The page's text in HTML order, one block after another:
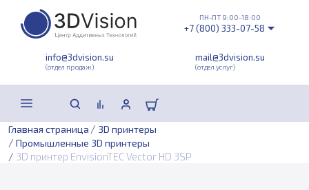
info@3dvision.su
(отдел продаж)
mail@3dvision.su
(отдел услуг)
ПН-ПТ 9:00-18:00
+7 (800) 333-07-58
Главная страница / 3D принтеры
/ Промышленные 3D принтеры
/ 3D принтер EnvisionTEC Vector HD 3SP